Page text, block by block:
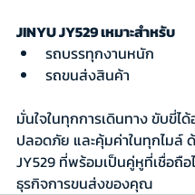
JINYU JY529 เหมาะสำหรับ
รถบรรทุกงานหนัก
รถขนส่งสินค้า
มั่นใจในทุกการเดินทาง ขับขี่ไ
ปลอดภัย และคุ้มค่าในทุกไมล์
JY529 ที่พร้อมเป็นคู่หูที่เชื่อถือ
ธุรกิจการขนส่งของคุณ